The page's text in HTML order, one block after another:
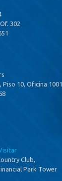
302
Piso 10, Oficina 1001
Club,
Park Tower